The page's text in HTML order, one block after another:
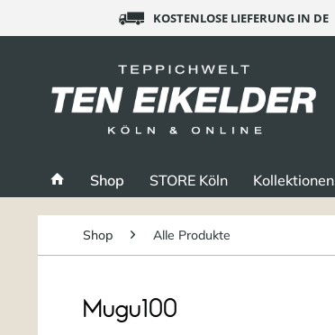
KOSTENLOSE LIEFERUNG IN DE
Shop STORE Köln Kollektionen
Shop Alle Produkte
Mugu100